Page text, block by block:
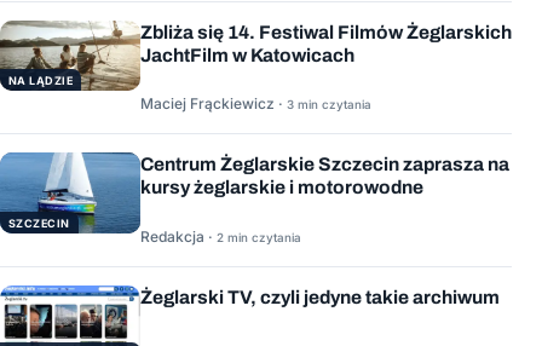
NA LĄDZIE
Zbliża się 14. Festiwal Filmów Żeglarskich
JachtFilm w Katowicach
Maciej Frąckiewicz · 3 min czytania
SZCZECIN
Centrum Żeglarskie Szczecin zaprasza na
kursy żeglarskie i motorowodne
Redakcja · 2 min czytania
Żeglarski TV, czyli jedyne takie archiwum